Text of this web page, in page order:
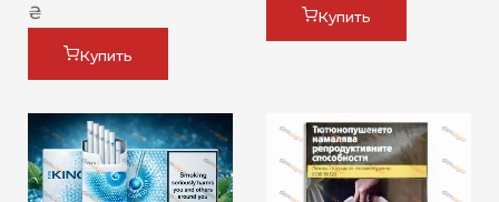
₴
Купить
Купить